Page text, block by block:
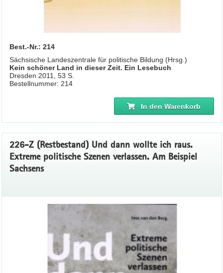
Best.-Nr.: 214
Sächsische Landeszentrale für politische Bildung (Hrsg.)
Kein schöner Land in dieser Zeit. Ein Lesebuch
Dresden 2011, 53 S.
Bestellnummer: 214
In den Warenkorb
226-Z (Restbestand) Und dann wollte ich raus.
Extreme politische Szenen verlassen. Am Beispiel
Sachsens